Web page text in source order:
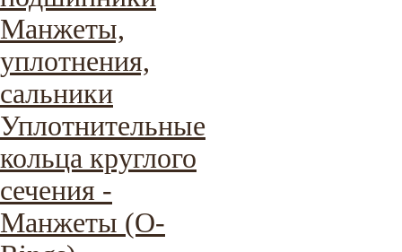
Манжеты,
уплотнения,
сальники
Уплотнительные
кольца круглого
сечения -
Манжеты (O-